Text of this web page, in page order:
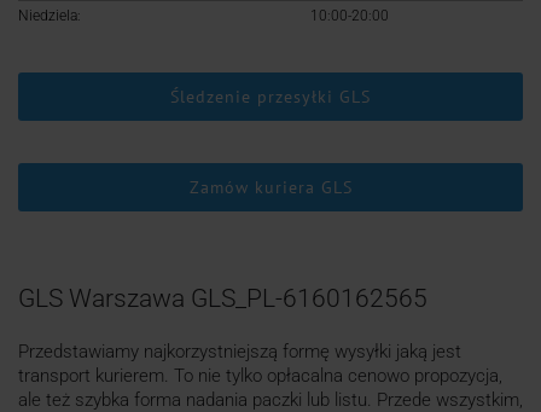
Niedziela:
10:00-20:00
Śledzenie przesyłki GLS
Zamów kuriera GLS
GLS Warszawa GLS_PL-6160162565
Przedstawiamy najkorzystniejszą formę wysyłki jaką jest
transport kurierem. To nie tylko opłacalna cenowo propozycja,
ale też szybka forma nadania paczki lub listu. Przede wszystkim,